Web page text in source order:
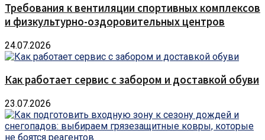
Требования к вентиляции спортивных комплексов
и физкультурно-оздоровительных центров
24.07.2026
Как работает сервис с забором и доставкой обуви
23.07.2026